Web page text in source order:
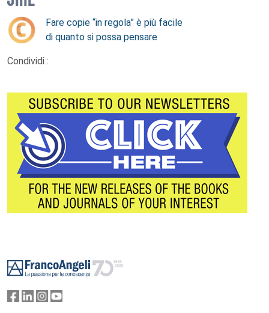
Fare copie “in regola” è più facile
di quanto si possa pensare
Condividi :